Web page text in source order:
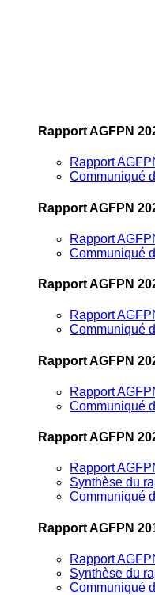
Rapport AGFPN
Rapport
Communiqué
Rapport AGFPN
Rapport
Communiqué
Rapport AGFPN
Rapport
Communiqué
Rapport AGFPN
Rapport
Communiqué
Rapport AGFPN
Rapport
Synthèse du
Communiqué
Rapport AGFPN
Rapport
Synthèse du
Communiqué